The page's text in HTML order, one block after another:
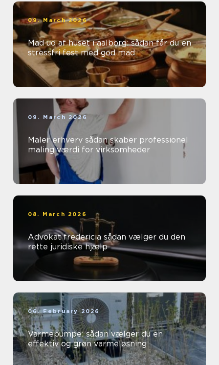
09. March 2026
Mad ud af huset i aalborg: sådan får du en
stressfri fest med god mad
09. March 2026
Maler erhverv sådan skaber professionel
maling værdi for virksomheder
08. March 2026
Advokat fredericia sådan vælger du den
rette juridiske hjælp
06. February 2026
Varmepumpe: sådan vælger du en
effektiv og grøn varmeløsning